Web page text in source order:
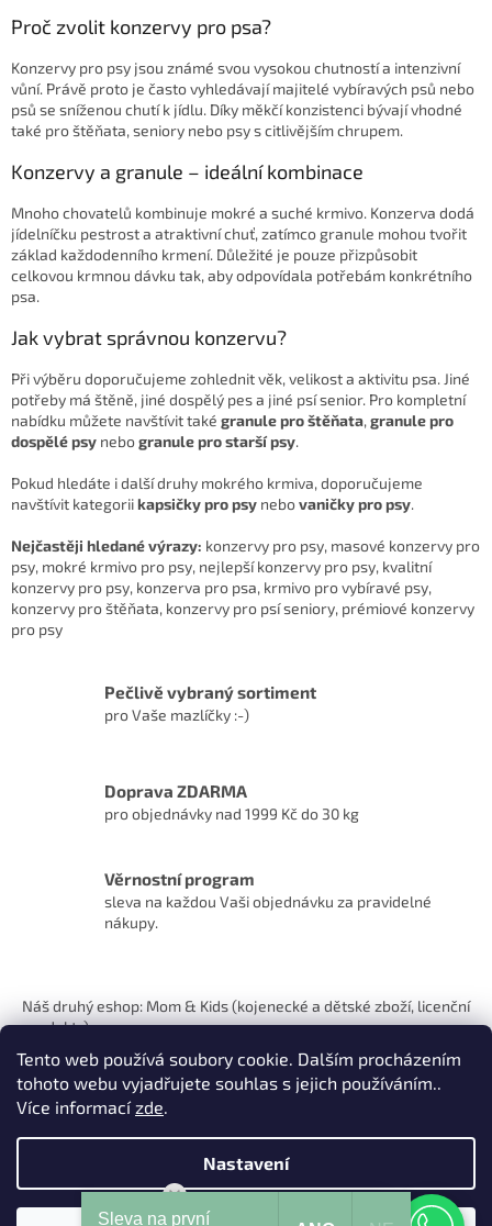
Tento web používá soubory cookie. Dalším procházením
tohoto webu vyjadřujete souhlas s jejich používáním..
Více informacízde.
Nastavení
a
í
p
r
v
y
ý
p
i
s
v
n
í
Proč zvolit konzervy pro psa?
Konzervy pro psy jsou známé svou vysokou chutností a intenzivní
vůní. Právě proto je často vyhledávají majitelé vybíravých psů nebo
psů se sníženou chutí k jídlu. Díky měkčí konzistenci bývají vhodné
také pro štěňata, seniory nebo psy s citlivějším chrupem.
Konzervy a granule – ideální kombinace
Mnoho chovatelů kombinuje mokré a suché krmivo. Konzerva dodá
jídelníčku pestrost a atraktivní chuť, zatímco granule mohou tvořit
základ každodenního krmení. Důležité je pouze přizpůsobit
celkovou krmnou dávku tak, aby odpovídala potřebám konkrétního
psa.
Jak vybrat správnou konzervu?
Při výběru doporučujeme zohlednit věk, velikost a aktivitu psa. Jiné
potřeby má štěně, jiné dospělý pes a jiné psí senior. Pro kompletní
nabídku můžete navštívit také granule pro štěňata, granule pro
dospělé psy nebogranule pro starší psy.
Pokud hledáte i další druhy mokrého krmiva, doporučujeme
navštívit kategoriikapsičky pro psy nebovaničky pro psy.
Nejčastěji hledané výrazy: konzervy pro psy, masové konzervy pro
psy, mokré krmivo pro psy, nejlepší konzervy pro psy, kvalitní
konzervy pro psy, konzerva pro psa, krmivo pro vybíravé psy,
konzervy pro štěňata, konzervy pro psí seniory, prémiové konzervy
pro psy
Pečlivě vybraný sortiment
pro Vaše mazlíčky :-)
Doprava ZDARMA
pro objednávky nad 1999 Kč do 30 kg
Věrnostní program
sleva na každou Vaši objednávku za pravidelné
nákupy.
p
Náš druhý eshop: Mom & Kids (kojenecké a dětské zboží, licenční
produkty)
Vytvořil Shoptet
Mohu Vám pomoci?
Sleva na první